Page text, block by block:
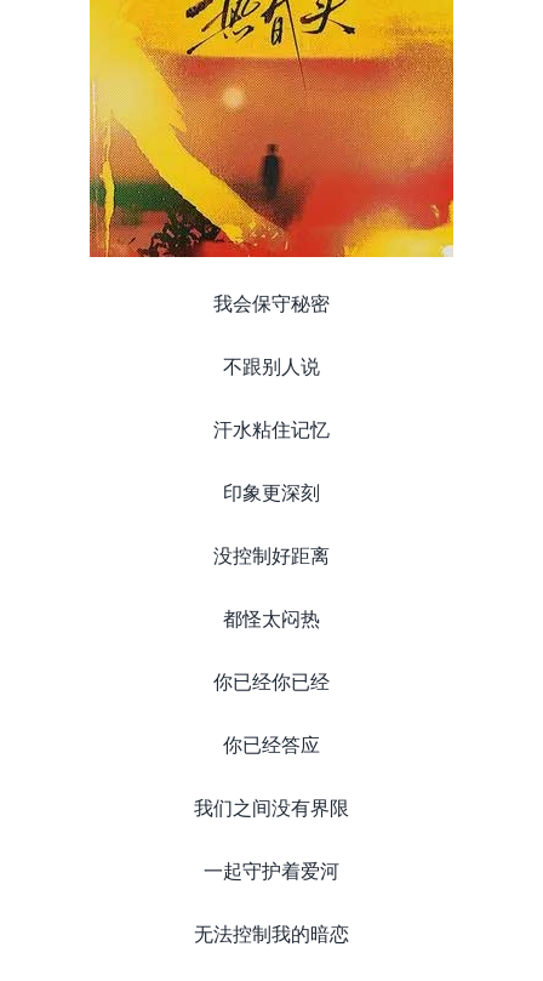
我会保守秘密
不跟别人说
汗水粘住记忆
印象更深刻
没控制好距离
都怪太闷热
你已经你已经
你已经答应
我们之间没有界限
一起守护着爱河
无法控制我的暗恋